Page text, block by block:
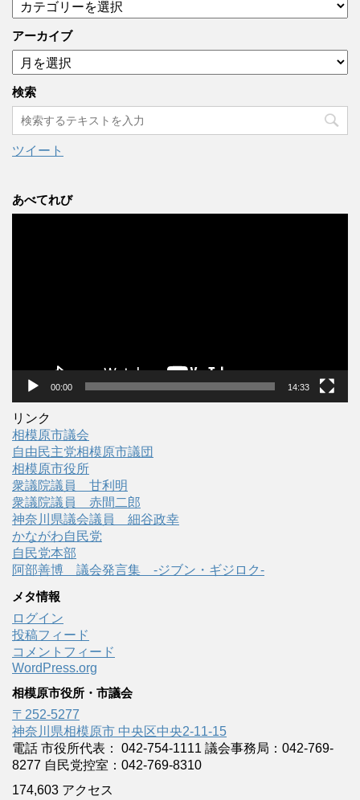
テ
ゴ
リ
ー
アーカイブ
ア
ー
カ
イ
ブ
検索
ツイート
あべてれび
00:00 14:33
リンク
相模原市議会
自由民主党相模原市議団
相模原市役所
衆議院議員 甘利明
衆議院議員 赤間二郎
神奈川県議会議員 細谷政幸
かながわ自民党
自民党本部
阿部善博 議会発言集 -ジブン・ギジロク-
メタ情報
ログイン
投稿フィード
コメントフィード
WordPress.org
相模原市役所・市議会
〒252-5277
神奈川県相模原市 中央区中央2-11-15
電話 市役所代表： 042-754-1111 議会事務局：042-769-
8277 自民党控室：042-769-8310
174,603 アクセス